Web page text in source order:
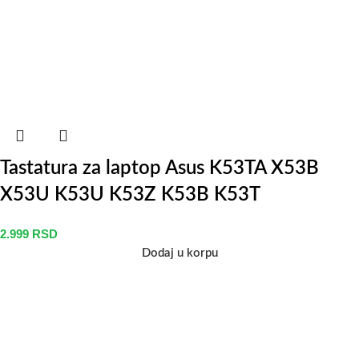
Tastatura za laptop Asus K53TA X53B
X53U K53U K53Z K53B K53T
2.999 RSD
Dodaj u korpu